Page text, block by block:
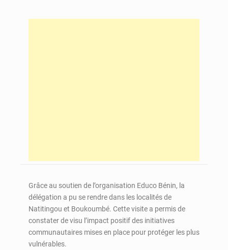
Grâce au soutien de l’organisation Educo Bénin, la
délégation a pu se rendre dans les localités de
Natitingou et Boukoumbé. Cette visite a permis de
constater de visu l’impact positif des initiatives
communautaires mises en place pour protéger les plus
vulnérables.